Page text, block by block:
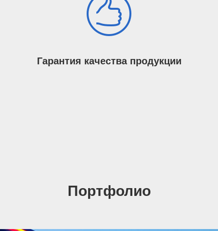
Гарантия качества продукции
Портфолио